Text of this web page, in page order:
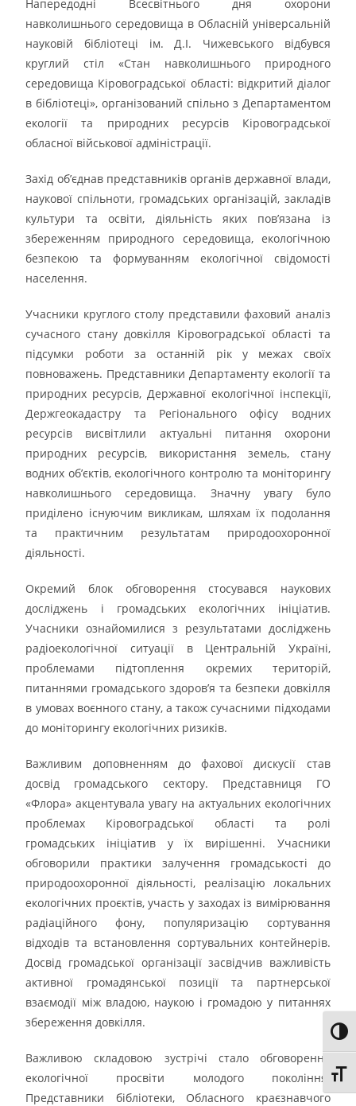
Напередодні Всесвітнього дня охорони
навколишнього середовища в Обласній універсальній
науковій бібліотеці ім. Д.І. Чижевського відбувся
круглий стіл «Стан навколишнього природного
середовища Кіровоградської області: відкритий діалог
в бібліотеці», організований спільно з Департаментом
екології та природних ресурсів Кіровоградської
обласної військової адміністрації.
Захід об’єднав представників органів державної влади,
наукової спільноти, громадських організацій, закладів
культури та освіти, діяльність яких пов’язана із
збереженням природного середовища, екологічною
безпекою та формуванням екологічної свідомості
населення.
Учасники круглого столу представили фаховий аналіз
сучасного стану довкілля Кіровоградської області та
підсумки роботи за останній рік у межах своїх
повноважень. Представники Департаменту екології та
природних ресурсів, Державної екологічної інспекції,
Держгеокадастру та Регіонального офісу водних
ресурсів висвітлили актуальні питання охорони
природних ресурсів, використання земель, стану
водних об’єктів, екологічного контролю та моніторингу
навколишнього середовища. Значну увагу було
приділено існуючим викликам, шляхам їх подолання
та практичним результатам природоохоронної
діяльності.
Окремий блок обговорення стосувався наукових
досліджень і громадських екологічних ініціатив.
Учасники ознайомилися з результатами досліджень
радіоекологічної ситуації в Центральній Україні,
проблемами підтоплення окремих територій,
питаннями громадського здоров’я та безпеки довкілля
в умовах воєнного стану, а також сучасними підходами
до моніторингу екологічних ризиків.
Важливим доповненням до фахової дискусії став
досвід громадського сектору. Представниця ГО
«Флора» акцентувала увагу на актуальних екологічних
проблемах Кіровоградської області та ролі
громадських ініціатив у їх вирішенні. Учасники
обговорили практики залучення громадськості до
природоохоронної діяльності, реалізацію локальних
екологічних проєктів, участь у заходах із вимірювання
радіаційного фону, популяризацію сортування
відходів та встановлення сортувальних контейнерів.
Досвід громадської організації засвідчив важливість
активної громадянської позиції та партнерської
взаємодії між владою, наукою і громадою у питаннях
збереження довкілля.
Важливою складовою зустрічі стало обговорення
екологічної просвіти молодого покоління.
Представники бібліотеки, Обласного краєзнавчого